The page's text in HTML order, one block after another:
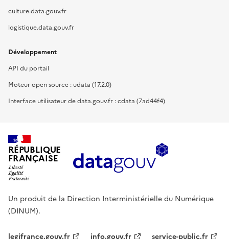
culture.data.gouv.fr
logistique.data.gouv.fr
Développement
API du portail
Moteur open source : udata (17.2.0)
Interface utilisateur de data.gouv.fr : cdata (7ad44f4)
RÉPUBLIQUE
FRANÇAISE
Un produit de la Direction Interministérielle du Numérique
(DINUM).